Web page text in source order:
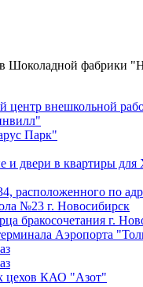
Шоколадной фабрики
центр внешкольной
Парк"
и двери в квартиры
расположенного по
№23 г. Новосибирск
бракосочетания г.
Аэропорта
цехов КАО "Азот"